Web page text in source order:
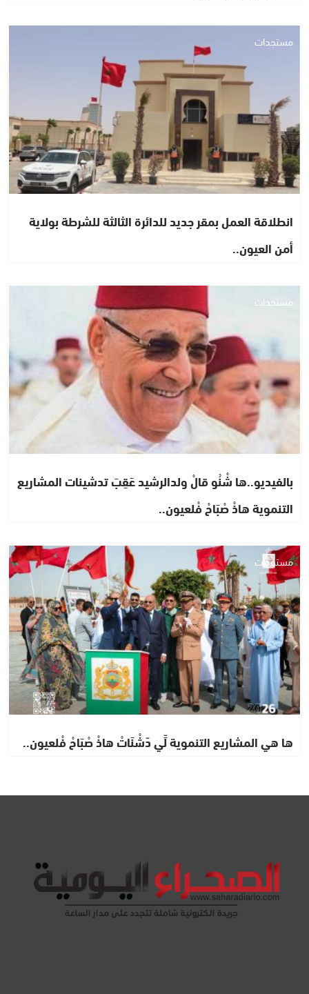
مستجدات
انطلاقة العمل بمقر جديد للدائرة الثالثة للشرطة بولاية
أمن العيون..
مستجدات
بالفيديو..ها شْنُو قالْ ولدالرشيد عَقِبَ تدشينات المشاريع
التنموية هاذْ صْبَاحْ فْلعيون..
مستجدات
ها هي المشاريع التنموية لِّي دّشْنَاتْ هاذْ صْبَاحْ فْلعيون..